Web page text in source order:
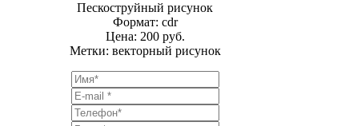
Пескоструйный рисунок
Формат: cdr
Цена: 200 руб.
Метки: векторный рисунок